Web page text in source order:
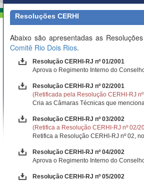
Resoluções CERHI
Abaixo são apresentadas as
Comitê Rio Dois Rios.
Resolução CERHI-RJ nº 01/2001
Aprova o Regimento Interno do
Resolução CERHI-RJ nº 02/2001
(Retificada pela Resolução CERHI-RJ
Cria as Câmaras Técnicas que
Resolução CERHI-RJ nº 03/2002
(Retifica a Resolução CERHI-RJ nº 02/
Retifica a Resolução CERHI-RJ nº 02,
Resolução CERHI-RJ nº 04/2002
Aprova o Regimento Interno do
Resolução CERHI-RJ nº 05/2002